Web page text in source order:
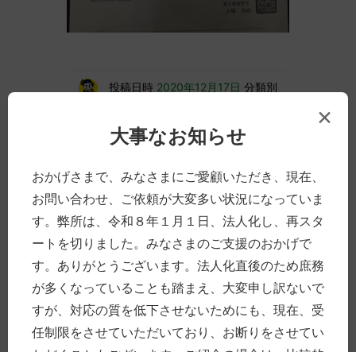
投稿日時 2020年12月17日 分類別
「争族」の火種～相続法改正
編～つづき
相続法改正がもたらす（かもしれない）争族
の火種のつづきです。
自筆証書遺言が，法務局で保管できるように
なります。ただし，内容の不備がある場合は
無効ですので，この点の火種は残ります。ま
た，そもそも，法務局での保管申請は自分で
×
大事なお知らせ
おかげさまで、みなさまにご愛顧いただき、現在、
お問い合わせ、ご依頼が大変多い状況になっていま
す。弊所は、令和８年１月１日、法人化し、再スタ
ートを切りました。みなさまのご支援のおかげで
す。ありがとうございます。法人化直後のため庶務
が多くなっていることも踏まえ、大変申し訳ないで
すが、対応の質を低下させないためにも、現在、受
任制限をさせていただいており、お断りをさせてい